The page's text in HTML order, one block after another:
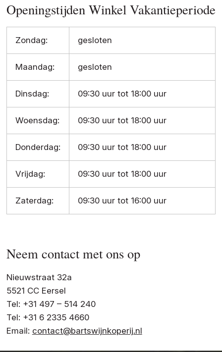
Openingstijden Winkel Vakantieperiode
Zondag: gesloten
Maandag: gesloten
Dinsdag: 09:30 uur tot 18:00 uur
Woensdag: 09:30 uur tot 18:00 uur
Donderdag: 09:30 uur tot 18:00 uur
Vrijdag: 09:30 uur tot 18:00 uur
Zaterdag: 09:30 uur tot 16:00 uur
Neem contact met ons op
Nieuwstraat 32a
5521 CC Eersel
Tel: +31 497 – 514 240
Tel: +31 6 2335 4660
Email: contact@bartswijnkoperij.nl